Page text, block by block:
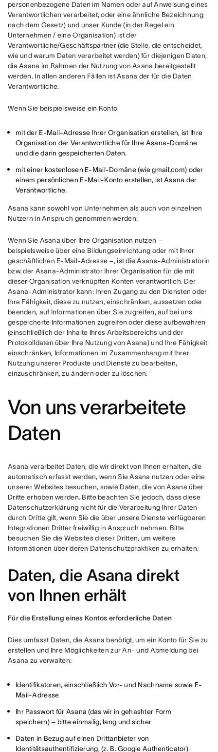
personenbezogene Daten im Namen oder auf Anweisung eines
Verantwortlichen verarbeitet, oder eine ähnliche Bezeichnung
nach dem Gesetz) und unser Kunde (in der Regel ein
Unternehmen / eine Organisation) ist der
Verantwortliche/Geschäftspartner (die Stelle, die entscheidet,
wie und warum Daten verarbeitet werden) für diejenigen Daten,
die Asana im Rahmen der Nutzung von Asana bereitgestellt
werden. In allen anderen Fällen ist Asana der für die Daten
Verantwortliche.
Wenn Sie beispielsweise ein Konto
mit der E-Mail-Adresse Ihrer Organisation erstellen, ist Ihre
Organisation der Verantwortliche für Ihre Asana-Domäne
und die darin gespeicherten Daten.
mit einer kostenlosen E-Mail-Domäne (wie gmail.com) oder
einem persönlichen E-Mail-Konto erstellen, ist Asana der
Verantwortliche.
Asana kann sowohl von Unternehmen als auch von einzelnen
Nutzern in Anspruch genommen werden:
Wenn Sie Asana über Ihre Organisation nutzen –
beispielsweise über eine Bildungseinrichtung oder mit Ihrer
geschäftlichen E-Mail-Adresse –, ist die Asana-Administratorin
bzw. der Asana-Administrator Ihrer Organisation für die mit
dieser Organisation verknüpften Konten verantwortlich. Der
Asana-Administrator kann: Ihren Zugang zu den Diensten oder
Ihre Fähigkeit, diese zu nutzen, einschränken, aussetzen oder
beenden, auf Informationen über Sie zugreifen, auf bei uns
gespeicherte Informationen zugreifen oder diese aufbewahren
(einschließlich der Inhalte Ihres Arbeitsbereichs und der
Protokolldaten über Ihre Nutzung von Asana) und Ihre Fähigkeit
einschränken, Informationen im Zusammenhang mit Ihrer
Nutzung unserer Produkte und Dienste zu bearbeiten,
einzuschränken, zu ändern oder zu löschen.
Von uns verarbeitete
Daten
Asana verarbeitet Daten, die wir direkt von Ihnen erhalten, die
automatisch erfasst werden, wenn Sie Asana nutzen oder eine
unserer Websites besuchen, sowie Daten, die von Asana über
Dritte erhoben werden. Bitte beachten Sie jedoch, dass diese
Datenschutzerklärung nicht für die Verarbeitung Ihrer Daten
durch Dritte gilt, wenn Sie die über unsere Dienste verfügbaren
Integrationen Dritter freiwillig in Anspruch nehmen. Bitte
besuchen Sie die Websites dieser Dritten, um weitere
Informationen über deren Datenschutzpraktiken zu erhalten.
Daten, die Asana direkt
von Ihnen erhält
Für die Erstellung eines Kontos erforderliche Daten
Dies umfasst Daten, die Asana benötigt, um ein Konto für Sie zu
erstellen und Ihre Möglichkeiten zur An- und Abmeldung bei
Asana zu verwalten:
Identifikatoren, einschließlich Vor- und Nachname sowie E-
Mail-Adresse
Ihr Passwort für Asana (das wir in gehashter Form
speichern) – bitte einmalig, lang und sicher
Daten in Bezug auf einen Drittanbieter von
Identitätsauthentifizierung, (z. B. Google Authenticator)